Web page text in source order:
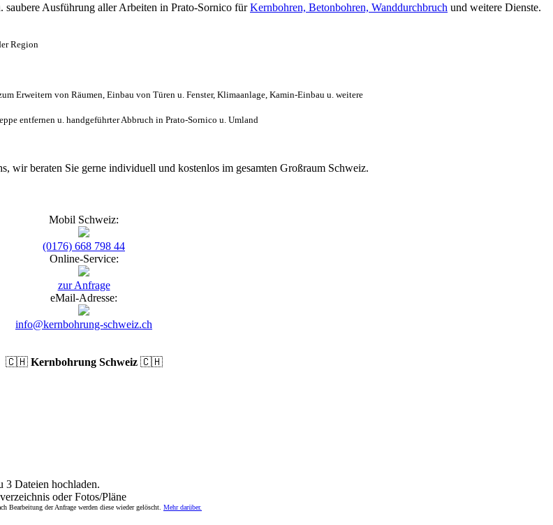
saubere Ausführung aller Arbeiten in Prato-Sornico fürKernbohren, Betonbohren, Wanddurchbruch und weitere Dienste.
Region
Erweitern von Räumen, Einbau von Türen u. Fenster, Klimaanlage, Kamin-Einbau u. weitere
entfernen u. handgeführter Abbruch in Prato-Sornico u. Umland
wir beraten Sie gerne individuell und kostenlos im gesamten Großraum Schweiz.
Mobil Schweiz:
(0176) 668 798 44
Online-Service:
zur Anfrage
eMail-Adresse:
info@kernbohrung-schweiz.ch
🇨🇭 Kernbohrung Schweiz🇨🇭
3 Dateien hochladen.
oder Fotos/Pläne
Bearbeitung der Anfrage werden diese wieder gelöscht. Mehr darüber.